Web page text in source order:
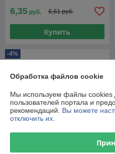
6,35 руб. 6,61 руб.
Купить
-4%
Обработка файлов cookie
Мы используем файлы cookies
пользователей портала и
рекомендаций. Вы можете
отключить их.